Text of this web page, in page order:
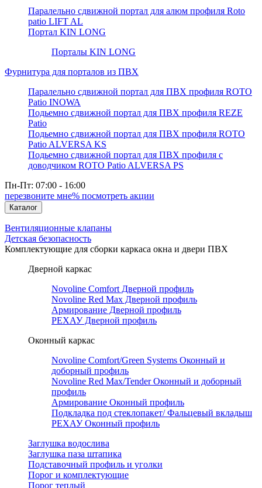
Паралельно сдвижной портал для алюм профиля Roto
patio LIFT AL
Портал KIN LONG
Порталы KIN LONG
Фурнитура для порталов из ПВХ
Паралельно сдвижной портал для ПВХ профиля ROTO
Patio INOWA
Подьемно сдвижной портал для ПВХ профиля REZE
Patio
Подьемно сдвижной портал для ПВХ профиля ROTO
Patio ALVERSA KS
Подьемно сдвижной портал для ПВХ профиля с
доводчиком ROTO Patio ALVERSA PS
Пн-Пт: 07:00 - 16:00
перезвоните мне% посмотреть акции
Каталог
Вентиляционные клапаны
Детская безопасность
Комплектующие для сборки каркаса окна и двери ПВХ
Дверной каркас
Novoline Comfort Дверной профиль
Novoline Red Мax Дверной профиль
Армирование Дверной профиль
РЕХАУ Дверной профиль
Оконный каркас
Novoline Comfort/Green Systems Оконный и
доборный профиль
Novoline Red Max/Tender Оконный и доборный
профиль
Армирование Оконный профиль
Подкладка под стеклопакет/ Фальцевый вкладыш
РЕХАУ Оконный профиль
Заглушка водослива
Заглушка паза штапика
Подставочный профиль и уголки
Порог и комплектующие
Порог теплый